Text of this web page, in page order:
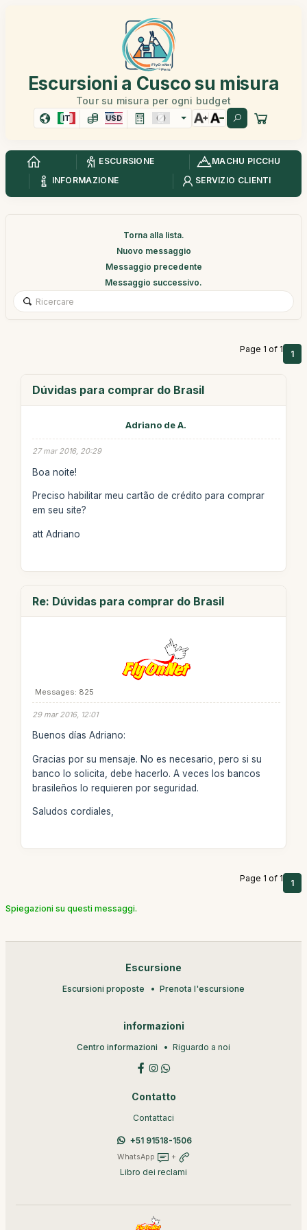
Escursioni a Cusco su misura
Tour su misura per ogni budget
IT USD
ESCURSIONE
MACHU PICCHU
INFORMAZIONE
SERVIZIO CLIENTI
Torna alla lista.
Nuovo messaggio
Messaggio precedente
Messaggio successivo.
Page 1 of 1 1
Dúvidas para comprar do Brasil
Adriano de A.
27 mar 2016, 20:29
Boa noite!
Preciso habilitar meu cartão de crédito para comprar
em seu site?
att Adriano
Re: Dúvidas para comprar do Brasil
Messages: 825
29 mar 2016, 12:01
Buenos días Adriano:
Gracias por su mensaje. No es necesario, pero si su
banco lo solicita, debe hacerlo. A veces los bancos
brasileños lo requieren por seguridad.
Saludos cordiales,
Page 1 of 1 1
Spiegazioni su questi messaggi.
Escursione
Escursioni proposte Prenota l'escursione
informazioni
Centro informazioni Riguardo a noi
Contatto
Contattaci
+51 91518-1506
WhatsApp +
Libro dei reclami